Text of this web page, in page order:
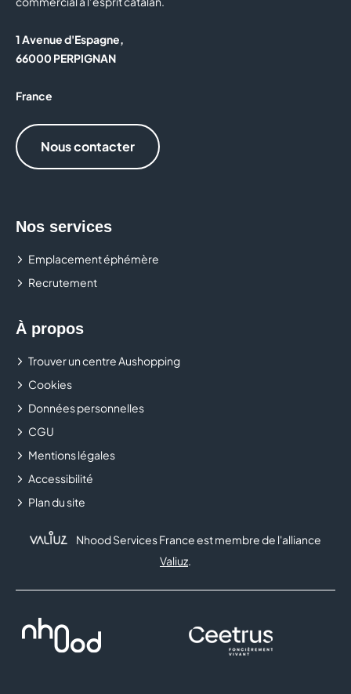
1 Avenue d'Espagne,
66000 PERPIGNAN
France
Nous contacter
Nos services
Emplacement éphémère
Recrutement
À propos
Trouver un centre Aushopping
Cookies
Données personnelles
CGU
Mentions légales
Accessibilité
Plan du site
Nhood Services France est membre de l'alliance
Valiuz.